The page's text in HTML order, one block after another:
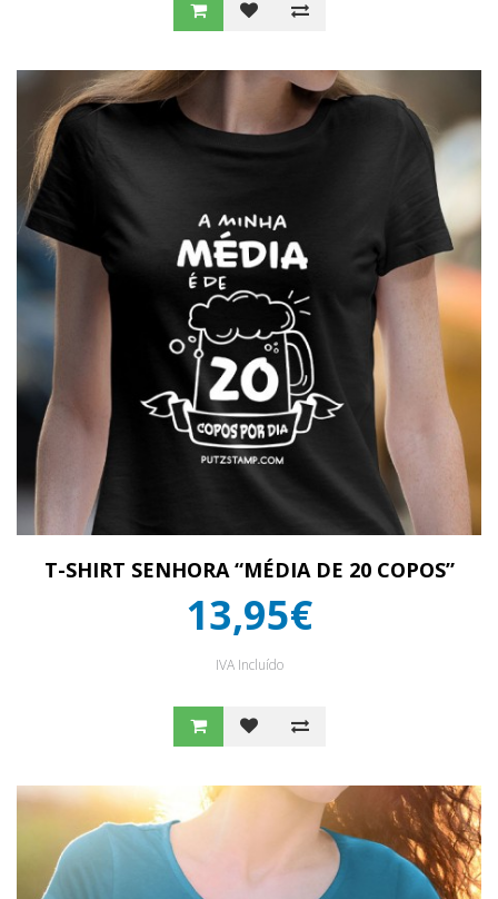
T-SHIRT SENHORA “MÉDIA DE 20 COPOS”
13,95€
IVA Incluído